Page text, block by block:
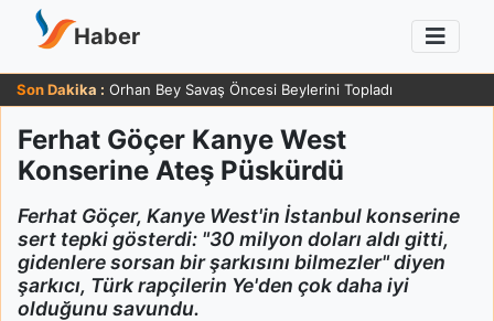
Haber
Son Dakika : Orhan Bey Savaş Öncesi Beylerini Topladı
Ferhat Göçer Kanye West
Konserine Ateş Püskürdü
Ferhat Göçer, Kanye West'in İstanbul konserine
sert tepki gösterdi: "30 milyon doları aldı gitti,
gidenlere sorsan bir şarkısını bilmezler" diyen
şarkıcı, Türk rapçilerin Ye'den çok daha iyi
olduğunu savundu.